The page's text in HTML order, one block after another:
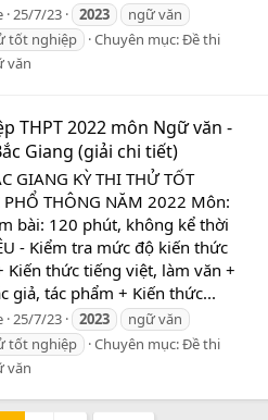
25/7/23 2023
ngữ văn
tốt nghiệp Chuyên mục:Đề thi
văn
THPT 2022 môn Ngữ văn -
Giang (giải chi tiết)
GIANG KỲ THI THỬ TỐT
PHỔ THÔNG NĂM 2022 Môn:
bài: 120 phút, không kể thời
- Kiểm tra mức độ kiến thức
Kiến thức tiếng việt, làm văn +
giả, tác phẩm + Kiến thức...
25/7/23 2023
ngữ văn
tốt nghiệp Chuyên mục:Đề thi
văn